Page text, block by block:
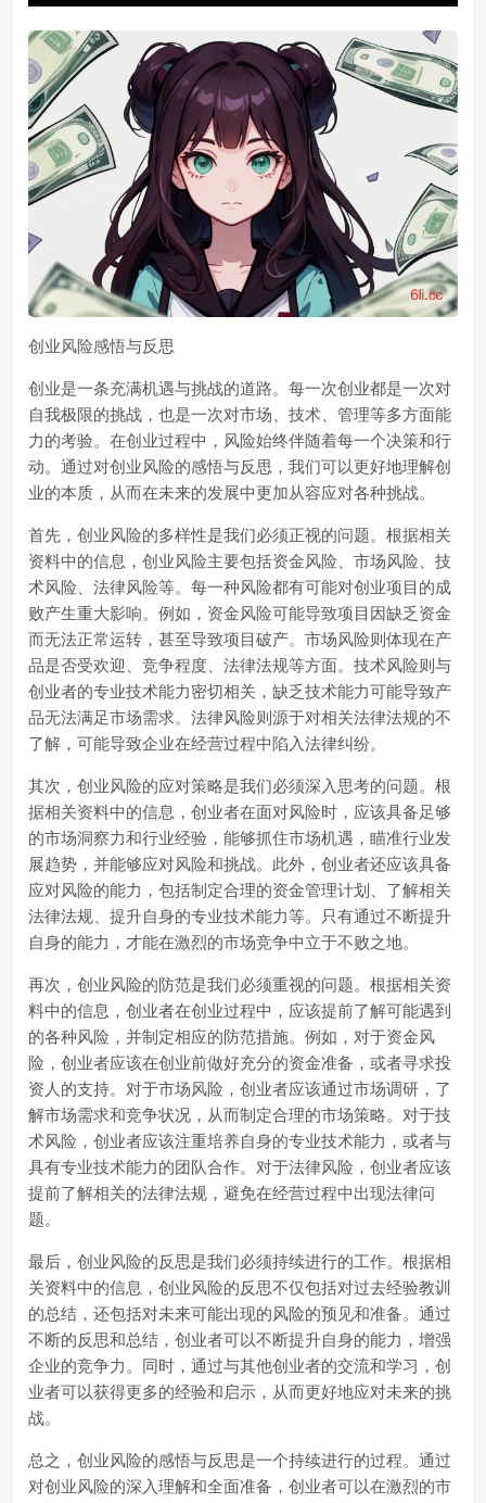
创业风险感悟与反思
创业是一条充满机遇与挑战的道路。每一次创业都是一次对
自我极限的挑战，也是一次对市场、技术、管理等多方面能
力的考验。在创业过程中，风险始终伴随着每一个决策和行
动。通过对创业风险的感悟与反思，我们可以更好地理解创
业的本质，从而在未来的发展中更加从容应对各种挑战。
首先，创业风险的多样性是我们必须正视的问题。根据相关
资料中的信息，创业风险主要包括资金风险、市场风险、技
术风险、法律风险等。每一种风险都有可能对创业项目的成
败产生重大影响。例如，资金风险可能导致项目因缺乏资金
而无法正常运转，甚至导致项目破产。市场风险则体现在产
品是否受欢迎、竞争程度、法律法规等方面。技术风险则与
创业者的专业技术能力密切相关，缺乏技术能力可能导致产
品无法满足市场需求。法律风险则源于对相关法律法规的不
了解，可能导致企业在经营过程中陷入法律纠纷。
其次，创业风险的应对策略是我们必须深入思考的问题。根
据相关资料中的信息，创业者在面对风险时，应该具备足够
的市场洞察力和行业经验，能够抓住市场机遇，瞄准行业发
展趋势，并能够应对风险和挑战。此外，创业者还应该具备
应对风险的能力，包括制定合理的资金管理计划、了解相关
法律法规、提升自身的专业技术能力等。只有通过不断提升
自身的能力，才能在激烈的市场竞争中立于不败之地。
再次，创业风险的防范是我们必须重视的问题。根据相关资
料中的信息，创业者在创业过程中，应该提前了解可能遇到
的各种风险，并制定相应的防范措施。例如，对于资金风
险，创业者应该在创业前做好充分的资金准备，或者寻求投
资人的支持。对于市场风险，创业者应该通过市场调研，了
解市场需求和竞争状况，从而制定合理的市场策略。对于技
术风险，创业者应该注重培养自身的专业技术能力，或者与
具有专业技术能力的团队合作。对于法律风险，创业者应该
提前了解相关的法律法规，避免在经营过程中出现法律问
题。
最后，创业风险的反思是我们必须持续进行的工作。根据相
关资料中的信息，创业风险的反思不仅包括对过去经验教训
的总结，还包括对未来可能出现的风险的预见和准备。通过
不断的反思和总结，创业者可以不断提升自身的能力，增强
企业的竞争力。同时，通过与其他创业者的交流和学习，创
业者可以获得更多的经验和启示，从而更好地应对未来的挑
战。
总之，创业风险的感悟与反思是一个持续进行的过程。通过
对创业风险的深入理解和全面准备，创业者可以在激烈的市